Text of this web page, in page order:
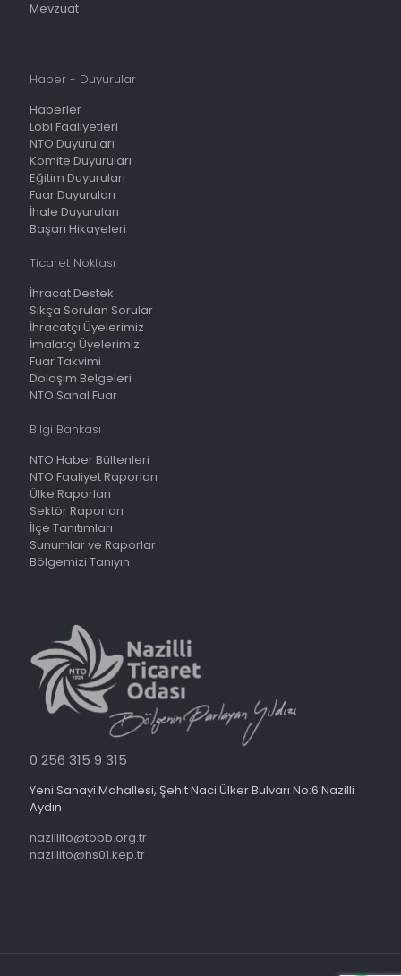
Mevzuat
Haber - Duyurular
Haberler
Lobi Faaliyetleri
NTO Duyuruları
Komite Duyuruları
Eğitim Duyuruları
Fuar Duyuruları
İhale Duyuruları
Başarı Hikayeleri
Ticaret Noktası
İhracat Destek
Sıkça Sorulan Sorular
İhracatçı Üyelerimiz
İmalatçı Üyelerimiz
Fuar Takvimi
Dolaşım Belgeleri
NTO Sanal Fuar
Bilgi Bankası
NTO Haber Bültenleri
NTO Faaliyet Raporları
Ülke Raporları
Sektör Raporları
İlçe Tanıtımları
Sunumlar ve Raporlar
Bölgemizi Tanıyın
0 256 315 9 315
Yeni Sanayi Mahallesi, Şehit Naci Ülker Bulvarı No:6 Nazilli
Aydın
nazillito@tobb.org.tr
nazillito@hs01.kep.tr